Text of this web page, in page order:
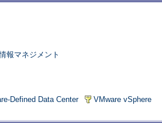
報マネジメント
Defined Data Center VMware vSphere